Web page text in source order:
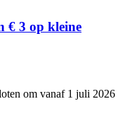
€ 3 op kleine
om vanaf 1 juli 2026